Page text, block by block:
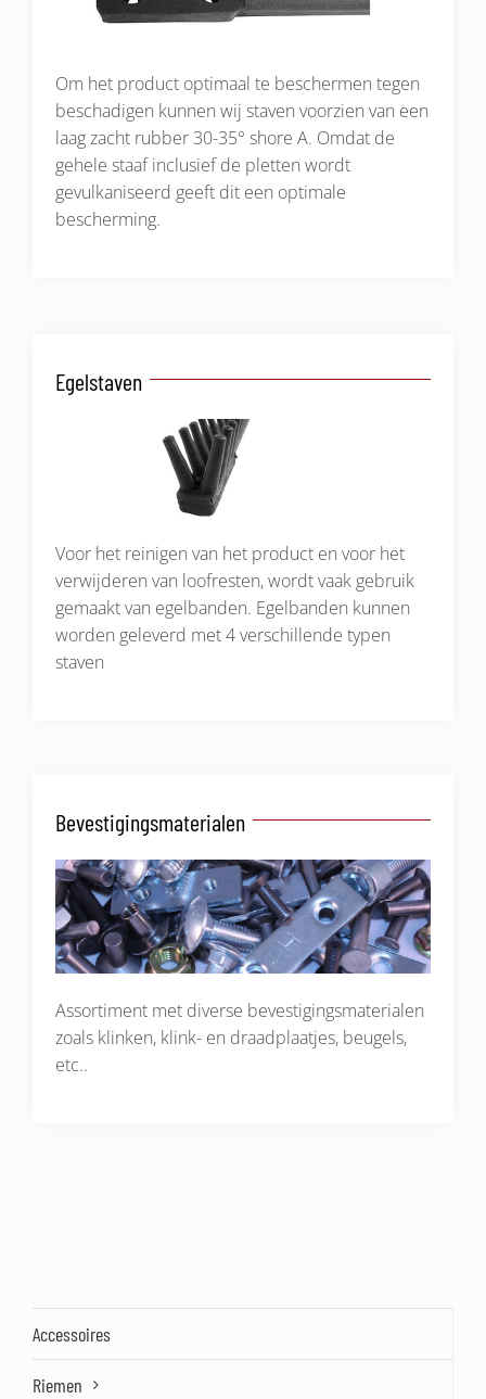
Om het product optimaal te beschermen tegen
beschadigen kunnen wij staven voorzien van een
laag zacht rubber 30-35° shore A. Omdat de
gehele staaf inclusief de pletten wordt
gevulkaniseerd geeft dit een optimale
bescherming.
Egelstaven
Voor het reinigen van het product en voor het
verwijderen van loofresten, wordt vaak gebruik
gemaakt van egelbanden. Egelbanden kunnen
worden geleverd met 4 verschillende typen
staven
Bevestigingsmaterialen
Assortiment met diverse bevestigingsmaterialen
zoals klinken, klink- en draadplaatjes, beugels,
etc..
Accessoires
Riemen